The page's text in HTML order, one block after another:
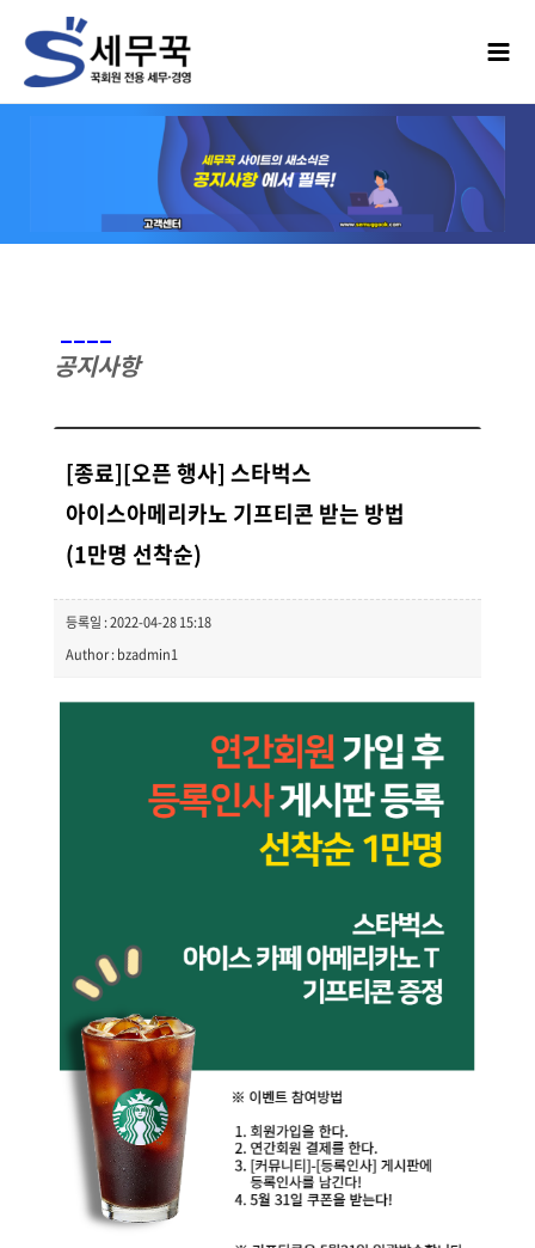
공지사항
[종료][오픈 행사] 스타벅스
아이스아메리카노 기프티콘 받는 방법
(1만명 선착순)
등록일 : 2022-04-28 15:18
Author : bzadmin1